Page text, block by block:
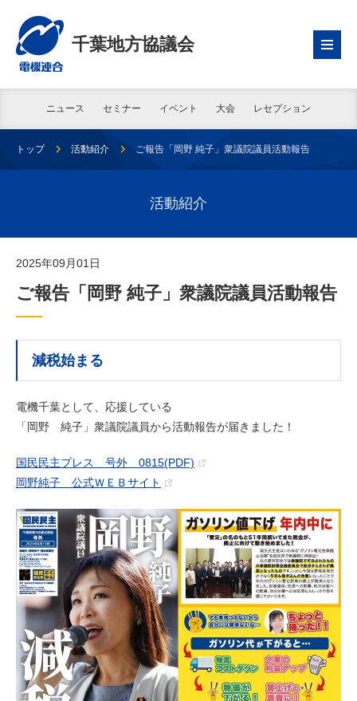
千葉地方協議会
ニュース セミナー イベント 大会 レセプション
トップ 活動紹介 ご報告「岡野 純子」衆議院議員活動報告
活動紹介
2025年09月01日
ご報告「岡野 純子」衆議院議員活動報告
減税始まる
電機千葉として、応援している
「岡野 純子」衆議院議員から活動報告が届きました！
国民民主プレス 号外 0815(PDF)
岡野純子 公式ＷＥＢサイト